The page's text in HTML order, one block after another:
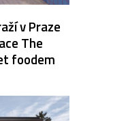
v Praze
The
foodem